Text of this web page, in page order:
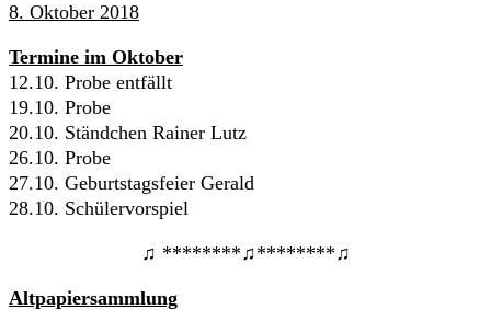
8. Oktober 2018
Termine im Oktober
12.10. Probe entfällt
19.10. Probe
20.10. Ständchen Rainer Lutz
26.10. Probe
27.10. Geburtstagsfeier Gerald
28.10. Schülervorspiel
♫ ********♫********♫
Altpapiersammlung